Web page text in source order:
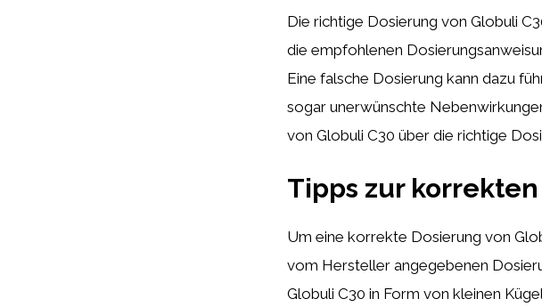
Die richtige Dosierung von Globuli
die empfohlenen
Eine falsche Dosierung kann dazu
sogar unerwünschte
von Globuli C30 über die richtige
Tipps zur
Um eine korrekte Dosierung von
vom Hersteller angegebenen
Globuli C30 in Form von kleinen